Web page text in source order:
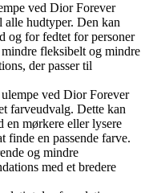
ved Dior Forever
alle hudtyper. Den kan
og for fedtet for personer
fleksibelt og mindre
der passer til
ved Dior Forever
farveudvalg. Dette kan
en mørkere eller lysere
finde en passende farve.
og mindre
med et bredere